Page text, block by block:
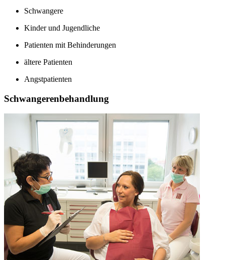
Schwangere
Kinder und Jugendliche
Patienten mit Behinderungen
ältere Patienten
Angstpatienten
Schwangerenbehandlung